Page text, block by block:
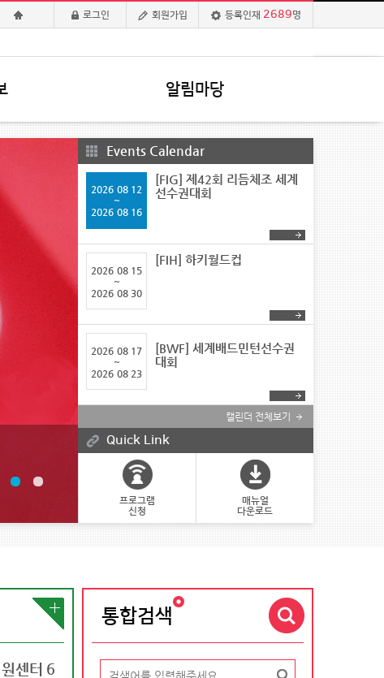
로그인 회원가입 등록인재 2689명
알림마당
Events Calendar
2026 08 12
~
2026 08 16
[FIG] 제42회 리듬체조 세계
선수권대회
2026 08 15
~
2026 08 30
[FIH] 하키월드컵
2026 08 17
~
2026 08 23
[BWF] 세계배드민턴선수권
대회
캘린더 전체보기
Quick Link
프로그램
신청
매뉴얼
다운로드
2026 국제대학스포츠연맹
센터 6 2026 국제대학스포츠연맹
국제스포츠인재풀이
통합검색